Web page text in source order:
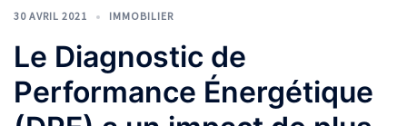
30 AVRIL 2021 IMMOBILIER
Le Diagnostic de
Performance Énergétique